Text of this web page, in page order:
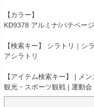
【カラー】
KD9378 アルミナ/パテベージ
【検索キー】 シラトリ｜シ
アシラトリ
【アイテム検索キー】 | メ
観光・スポーツ観戦 | 運動会